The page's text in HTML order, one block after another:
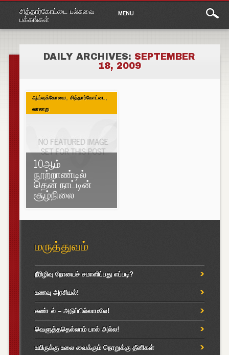
சித்தார்கோட்டை பல்சுவை
பக்கங்கள்
Main
menu
content
MENU
DAILY ARCHIVES: SEPTEMBER
18, 2009
ஆய்வுக்கோவை, சித்தார்கோட்டை
வரலாறு
10ஆம்
நூற்றாண்டில்
தென் நாட்டின்
சூழ்நிலை
மருத்துவம்
நீரிழிவு நோயைச் சமாளிப்பது எப்படி?
உணவு அரசியல்!
சுண்டல் – அடுப்பில்லாமலே!
வெளுத்ததெல்லாம் பால் அல்ல!
உயிருக்கு உலை வைக்கும் நொறுக்கு தீனிகள்